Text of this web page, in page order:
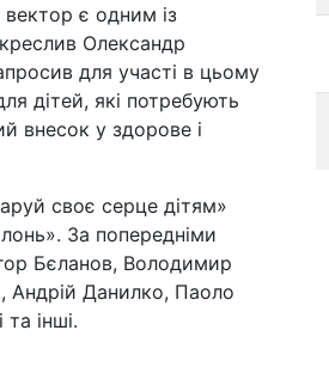
є одним із
Олександр
для участі в цьому
дітей, які потребують
внесок у здорове і
своє серце дітям»
За попередніми
Бєланов, Володимир
Андрій Данилко, Паоло
інші.